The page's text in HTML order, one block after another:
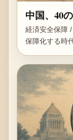
中国、40
経済安全保障
保障化する時